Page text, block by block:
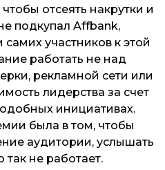
отсеять накрутки и
подкупал Affbank,
участников к этой
работать не над
рекламной сети или
лидерства за счет
инициативах.
была в том, чтобы
аудитории, услышать
так не работает.